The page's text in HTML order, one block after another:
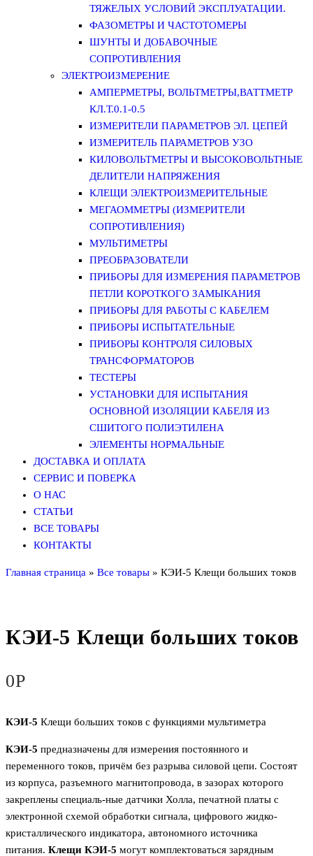
ТЯЖЕЛЫХ УСЛОВИЙ ЭКСПЛУАТАЦИИ.
ФАЗОМЕТРЫ И ЧАСТОТОМЕРЫ
ШУНТЫ И ДОБАВОЧНЫЕ
СОПРОТИВЛЕНИЯ
ЭЛЕКТРОИЗМЕРЕНИЕ
АМПЕРМЕТРЫ, ВОЛЬТМЕТРЫ,ВАТТМЕТР
КЛ.Т.0.1-0.5
ИЗМЕРИТЕЛИ ПАРАМЕТРОВ ЭЛ. ЦЕПЕЙ
ИЗМЕРИТЕЛЬ ПАРАМЕТРОВ УЗО
КИЛОВОЛЬТМЕТРЫ И ВЫСОКОВОЛЬТНЫЕ
ДЕЛИТЕЛИ НАПРЯЖЕНИЯ
КЛЕЩИ ЭЛЕКТРОИЗМЕРИТЕЛЬНЫЕ
МЕГАОММЕТРЫ (ИЗМЕРИТЕЛИ
СОПРОТИВЛЕНИЯ)
МУЛЬТИМЕТРЫ
ПРЕОБРАЗОВАТЕЛИ
ПРИБОРЫ ДЛЯ ИЗМЕРЕНИЯ ПАРАМЕТРОВ
ПЕТЛИ КОРОТКОГО ЗАМЫКАНИЯ
ПРИБОРЫ ДЛЯ РАБОТЫ С КАБЕЛЕМ
ПРИБОРЫ ИСПЫТАТЕЛЬНЫЕ
ПРИБОРЫ КОНТРОЛЯ СИЛОВЫХ
ТРАНСФОРМАТОРОВ
ТЕСТЕРЫ
УСТАНОВКИ ДЛЯ ИСПЫТАНИЯ
ОСНОВНОЙ ИЗОЛЯЦИИ КАБЕЛЯ ИЗ
СШИТОГО ПОЛИЭТИЛЕНА
ЭЛЕМЕНТЫ НОРМАЛЬНЫЕ
ДОСТАВКА И ОПЛАТА
СЕРВИС И ПОВЕРКА
О НАС
СТАТЬИ
ВСЕ ТОВАРЫ
КОНТАКТЫ
Главная страница » Все товары » КЭИ-5 Клещи больших токов
КЭИ-5 Клещи больших токов
0Р
КЭИ-5 Клещи больших токов с функциями мультиметра
КЭИ-5 предназначены для измерения постоянного и
переменного токов, причём без разрыва силовой цепи. Состоят
из корпуса, разъемного магнитопровода, в зазорах которого
закреплены специаль-ные датчики Холла, печатной платы с
электронной схемой обработки сигнала, цифрового жидко-
кристаллического индикатора, автономного источника
питания. Клещи КЭИ-5 могут комплектоваться зарядным